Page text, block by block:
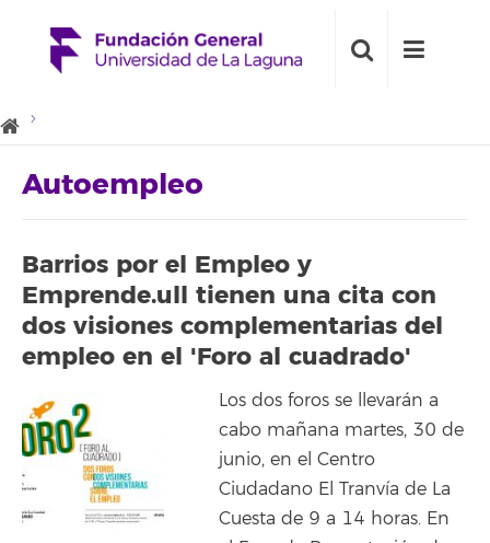
Autoempleo
Barrios por el Empleo y
Emprende.ull tienen una cita con
dos visiones complementarias del
empleo en el 'Foro al cuadrado'
Los dos foros se llevarán a
cabo mañana martes, 30 de
junio, en el Centro
Ciudadano El Tranvía de La
Cuesta de 9 a 14 horas. En